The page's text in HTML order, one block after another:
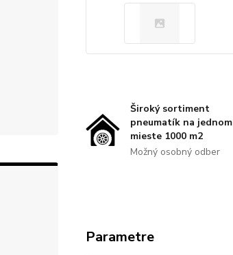
Široký sortiment
pneumatík na jednom
mieste 1000 m2
Možný osobný odber
Parametre